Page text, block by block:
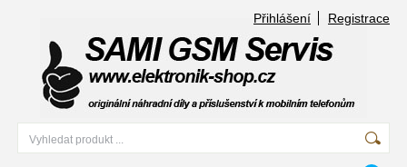
Přihlášení Registrace